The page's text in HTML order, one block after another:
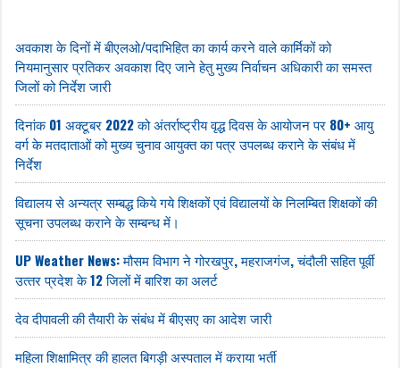
अवकाश के दिनों में बीएलओ/पदाभिहित का कार्य करने वाले कार्मिकों को
नियमानुसार प्रतिकर अवकाश दिए जाने हेतु मुख्य निर्वाचन अधिकारी का समस्त
जिलों को निर्देश जारी
दिनांक 01 अक्टूबर 2022 को अंतर्राष्ट्रीय वृद्ध दिवस के आयोजन पर 80+ आयु
वर्ग के मतदाताओं को मुख्य चुनाव आयुक्त का पत्र उपलब्ध कराने के संबंध में
निर्देश
विद्यालय से अन्यत्र सम्बद्ध किये गये शिक्षकों एवं विद्यालयों के निलम्बित शिक्षकों की
सूचना उपलब्ध कराने के सम्बन्ध में।
UP Weather News: मौसम विभाग ने गोरखपुर, महराजगंज, चंदौली सहित पूर्वी
उत्‍तर प्रदेश के 12 जिलों में बारिश का अलर्ट
देव दीपावली की तैयारी के संबंध में बीएसए का आदेश जारी
महिला शिक्षामित्र की हालत बिगड़ी अस्पताल में कराया भर्ती